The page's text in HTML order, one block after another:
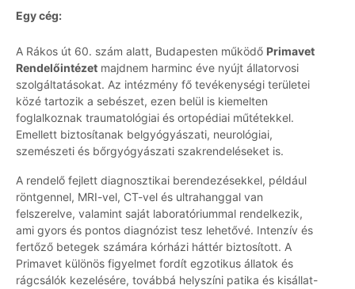
Egy cég:
A Rákos út 60. szám alatt, Budapesten működő Primavet
Rendelőintézet majdnem harminc éve nyújt állatorvosi
szolgáltatásokat. Az intézmény fő tevékenységi területei
közé tartozik a sebészet, ezen belül is kiemelten
foglalkoznak traumatológiai és ortopédiai műtétekkel.
Emellett biztosítanak belgyógyászati, neurológiai,
szemészeti és bőrgyógyászati szakrendeléseket is.
A rendelő fejlett diagnosztikai berendezésekkel, például
röntgennel, MRI-vel, CT-vel és ultrahanggal van
felszerelve, valamint saját laboratóriummal rendelkezik,
ami gyors és pontos diagnózist tesz lehetővé. Intenzív és
fertőző betegek számára kórházi háttér biztosított. A
Primavet különös figyelmet fordít egzotikus állatok és
rágcsálók kezelésére, továbbá helyszíni patika és kisállat-